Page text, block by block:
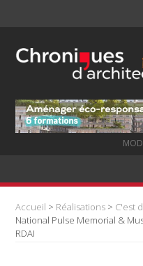
Accueil > Réalisations > C'est
National Pulse Memorial &
RDAI